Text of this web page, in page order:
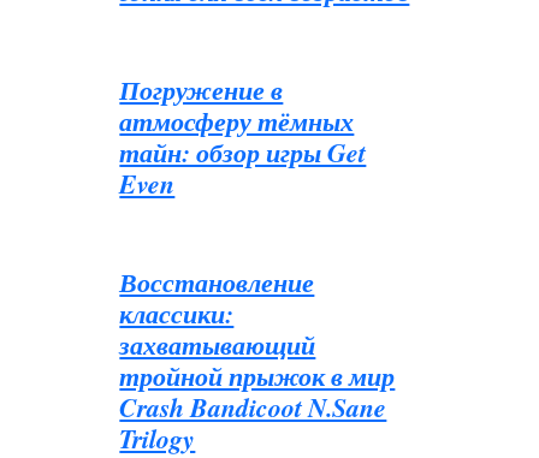
Погружение в
атмосферу тёмных
тайн: обзор игры Get
Even
Восстановление
классики:
захватывающий
тройной прыжок в мир
Crash Bandicoot N.Sane
Trilogy